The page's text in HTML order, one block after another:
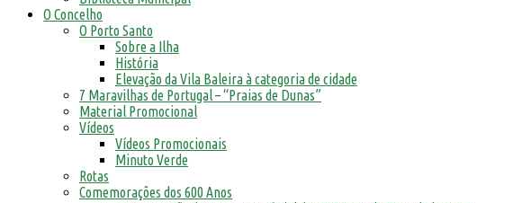
O Concelho
O Porto Santo
Sobre a Ilha
História
Elevação da Vila Baleira à categoria de cidade
7 Maravilhas de Portugal – “Praias de Dunas”
Material Promocional
Vídeos
Vídeos Promocionais
Minuto Verde
Rotas
Comemorações dos 600 Anos